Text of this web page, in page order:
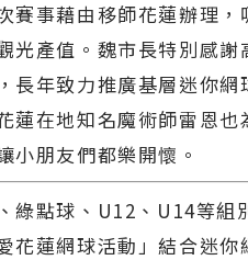
賽事藉由移師花蓮辦理
光產值。魏市長特別感
長年致力推廣基層迷你
蓮在地知名魔術師雷恩
小朋友們都樂開懷。
綠點球、U12、U14等組
花蓮網球活動」結合迷